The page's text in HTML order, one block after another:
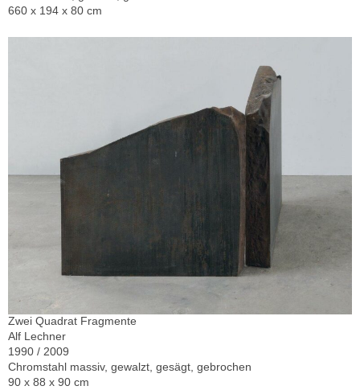
660 x 194 x 80 cm
Zwei Quadrat Fragmente
Alf Lechner
1990 / 2009
Chromstahl massiv, gewalzt, gesägt, gebrochen
90 x 88 x 90 cm